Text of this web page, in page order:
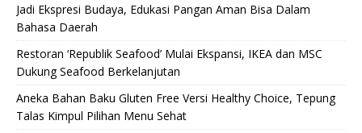
Jadi Ekspresi Budaya, Edukasi Pangan Aman Bisa Dalam
Bahasa Daerah
Restoran ‘Republik Seafood’ Mulai Ekspansi, IKEA dan MSC
Dukung Seafood Berkelanjutan
Aneka Bahan Baku Gluten Free Versi Healthy Choice, Tepung
Talas Kimpul Pilihan Menu Sehat